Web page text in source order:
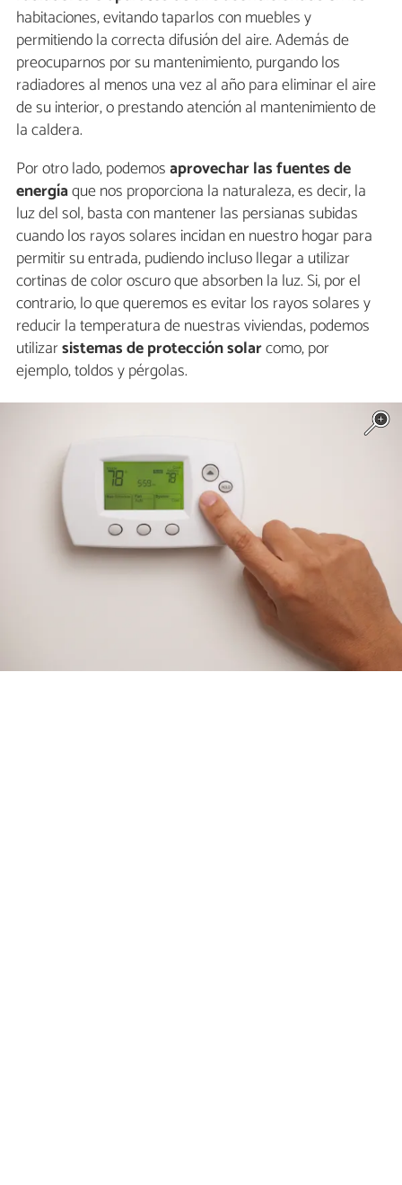
habitaciones, evitando taparlos con muebles y
permitiendo la correcta difusión del aire. Además de
preocuparnos por su mantenimiento, purgando los
radiadores al menos una vez al año para eliminar el aire
de su interior, o prestando atención al mantenimiento de
la caldera.
Por otro lado, podemosaprovechar las fuentes de
energíaque nos proporciona la naturaleza, es decir, la
luz del sol, basta con mantener las persianas subidas
cuando los rayos solares incidan en nuestro hogar para
permitir su entrada, pudiendo incluso llegar a utilizar
cortinas de color oscuro que absorben la luz. Si, por el
contrario, lo que queremos es evitar los rayos solares y
reducir la temperatura de nuestras viviendas, podemos
utilizarsistemas de protección solarcomo, por
ejemplo, toldos y pérgolas.